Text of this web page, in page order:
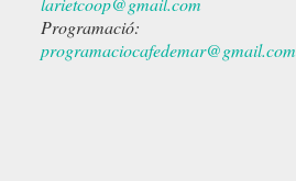
Programació:
programaciocafedemar@gmail.com